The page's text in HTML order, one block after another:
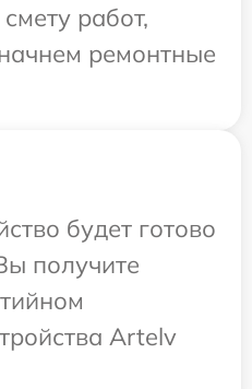
работ,
ремонтные
будет готово
получите
Artelv